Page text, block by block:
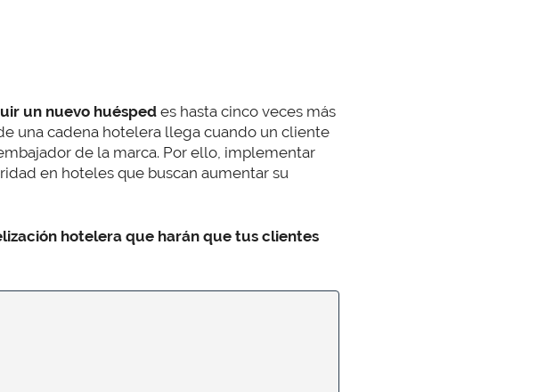
un nuevo huésped es hasta cinco veces más
una cadena hotelera llega cuando un cliente
de la marca. Por ello, implementar
en hoteles que buscan aumentar su
hotelera que harán que tus clientes